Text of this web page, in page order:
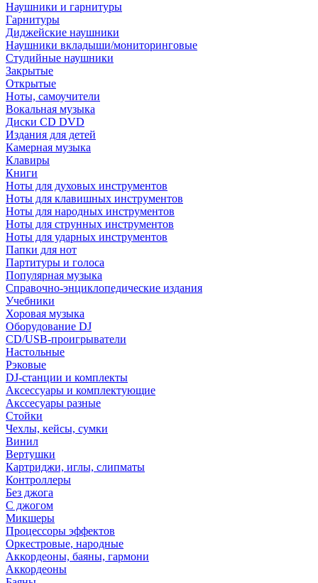
Наушники и гарнитуры
Гарнитуры
Диджейские наушники
Наушники вкладыши/мониторинговые
Студийные наушники
Закрытые
Открытые
Ноты, самоучители
Вокальная музыка
Диски CD DVD
Издания для детей
Камерная музыка
Клавиры
Книги
Ноты для духовых инструментов
Ноты для клавишных инструментов
Ноты для народных инструментов
Ноты для струнных инструментов
Ноты для ударных инструментов
Папки для нот
Партитуры и голоса
Популярная музыка
Справочно-энциклопедические издания
Учебники
Хоровая музыка
Оборудование DJ
CD/USB-проигрыватели
Настольные
Рэковые
DJ-станции и комплекты
Аксессуары и комплектующие
Акссесуары разные
Стойки
Чехлы, кейсы, сумки
Винил
Вертушки
Картриджи, иглы, слипматы
Контроллеры
Без джога
С джогом
Микшеры
Процессоры эффектов
Оркестровые, народные
Аккордеоны, баяны, гармони
Аккордеоны